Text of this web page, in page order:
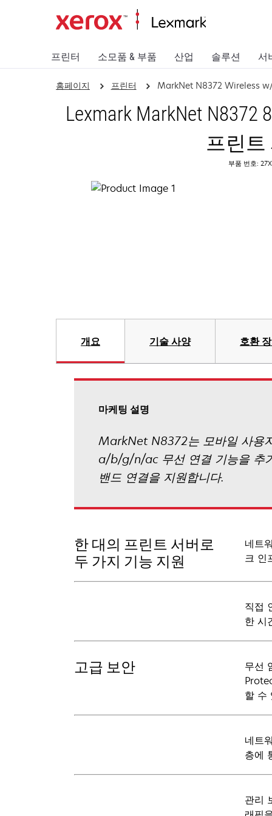
프린터 소모품 & 부품 산업 솔루션 서
홈페이지 프린터 MarkNet N8372 Wireless
Lexmark MarkNet
프린트
부품 번호:
개요 기술 사양 호환
마케팅 설명
MarkNet N8372는 모바일 사용
a/b/g/n/ac 무선 연결 기능을 추
밴드 연결을 지원합니다.
한 대의 프린트 서버로
두 가지 기능 지원
네트
크 인
직접
한 시
고급 보안
무선
할 수
네트
층에
관리